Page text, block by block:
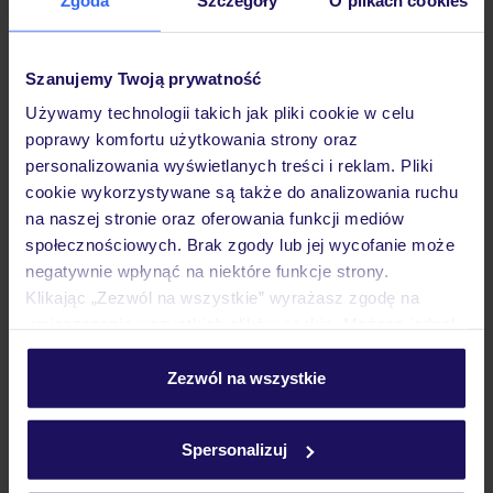
Szanujemy Twoją prywatność
Używamy technologii takich jak pliki cookie w celu
poprawy komfortu użytkowania strony oraz
personalizowania wyświetlanych treści i reklam. Pliki
cookie wykorzystywane są także do analizowania ruchu
na naszej stronie oraz oferowania funkcji mediów
społecznościowych. Brak zgody lub jej wycofanie może
negatywnie wpłynąć na niektóre funkcje strony.
Klikając „Zezwól na wszystkie” wyrażasz zgodę na
personalizować swój wybór wchodząc w zakładkę
Szczegółowe informacje o plikach cookie znajdziesz
Zezwól na wszystkie
Spersonalizuj
Pokoje
Wyżywienie
Atrakcje
Często zadawane pytania
Jak zmienić uczestników/osobę zgłaszającą?
Czy w Hotelu będzie przedstawiciel TUI?